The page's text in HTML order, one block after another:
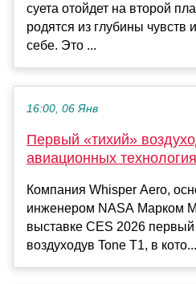
суета отойдет на второй
родятся из глубины чувств
себе. Это ...
16:00, 06 Янв
Первый «тихий»
авиационных
Компания Whisper Aero,
инженером NASA Марком
выставке CES 2026
воздуходув Tone T1, в кото...